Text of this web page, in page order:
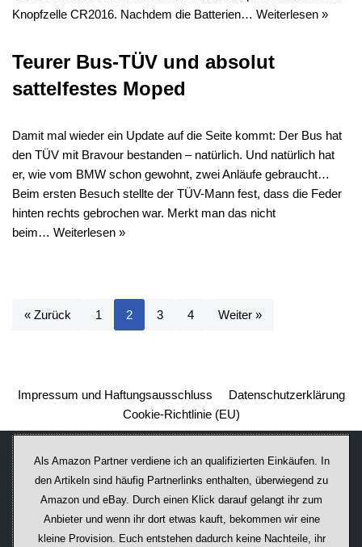
Knopfzelle CR2016. Nachdem die Batterien… Weiterlesen »
Teurer Bus-TÜV und absolut
sattelfestes Moped
Damit mal wieder ein Update auf die Seite kommt: Der Bus hat
den TÜV mit Bravour bestanden – natürlich. Und natürlich hat
er, wie vom BMW schon gewohnt, zwei Anläufe gebraucht…
Beim ersten Besuch stellte der TÜV-Mann fest, dass die Feder
hinten rechts gebrochen war. Merkt man das nicht
beim… Weiterlesen »
« Zurück 1 2 3 4 Weiter »
Impressum und Haftungsausschluss
Datenschutzerklärung
Cookie-Richtlinie (EU)
Als Amazon Partner verdiene ich an qualifizierten Einkäufen. In
den Artikeln sind häufig Partnerlinks enthalten, überwiegend zu
Amazon und eBay. Durch einen Klick darauf ge­lan­gt ihr zum
Anbieter und wenn ihr dort etwas kauft, bekommen wir ei­ne
kleine Provision. Euch entstehen dadurch keine Nachteile, ihr